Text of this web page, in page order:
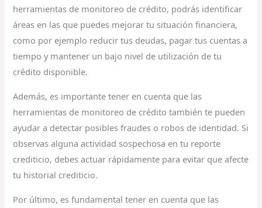
herramientas de monitoreo de crédito, podrás identificar
áreas en las que puedes mejorar tu situación financiera,
como por ejemplo reducir tus deudas, pagar tus cuentas a
tiempo y mantener un bajo nivel de utilización de tu
crédito disponible.
Además, es importante tener en cuenta que las
herramientas de monitoreo de crédito también te pueden
ayudar a detectar posibles fraudes o robos de identidad. Si
observas alguna actividad sospechosa en tu reporte
crediticio, debes actuar rápidamente para evitar que afecte
tu historial crediticio.
Por último, es fundamental tener en cuenta que las